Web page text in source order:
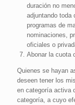
duración no
adjuntando toda
programas de
nominaciones,
oficiales o
Abonar la cuota
Quienes se hayan
deseen tener los
en categoría activa
categoría, a cuyo